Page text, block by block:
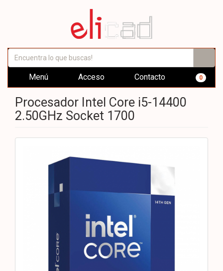
Menú Acceso Contacto 0
Procesador Intel Core i5-14400
2.50GHz Socket 1700